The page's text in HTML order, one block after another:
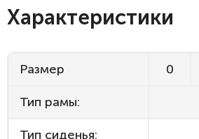
Характеристики
Размер 0
Тип рамы:
Тип сиденья: